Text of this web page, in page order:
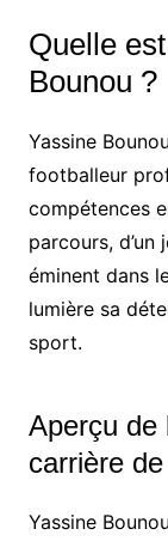
Quelle
Bounou ?
Yassine
footballeur
compétences
parcours,
éminent dans
lumière sa
sport.
Aperçu de
carrière
Yassine